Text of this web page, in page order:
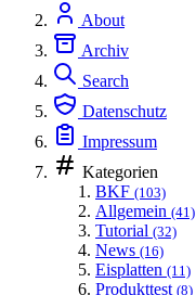
About
Archiv
Search
Datenschutz
Impressum
Kategorien
BKF (103)
Allgemein (41)
Tutorial (32)
News (16)
Eisplatten (11)
Produkttest (8)